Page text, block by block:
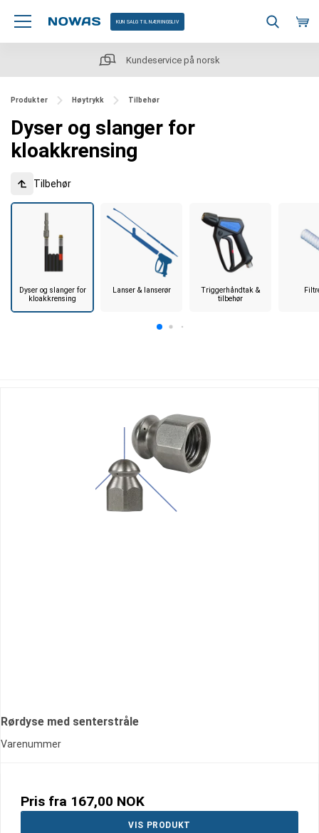
KUN SALG TIL NÆRINGSLIV
Kundeservice på norsk
Produkter Høytrykk Tilbehør
Dyser og slanger for
kloakkrensing
Tilbehør
Dyser og slanger for
kloakkrensing
Lanser & lanserør
Triggerhåndtak &
tilbehør
Rørdyse med senterstråle
Varenummer
Pris fra 167,00 NOK
VIS PRODUKT